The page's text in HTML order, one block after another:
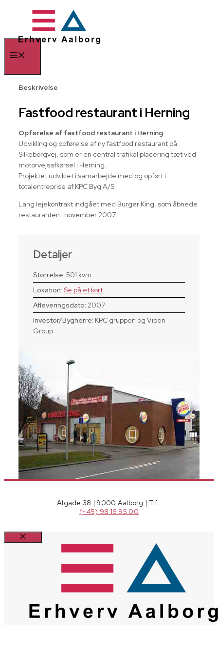
Beskrivelse
Fastfood restaurant i Herning
Opførelse af fastfood restaurant i Herning.
Udvikling og opførelse af ny fastfood restaurant på
Silkeborgvej, som er en central trafikal placering tæt ved
motorvejsafkørsel i Herning.
Projektet udviklet i samarbejde med og opført i
totalentreprise af KPC Byg A/S.
Lang lejekontrakt indgået med Burger King, som åbnede
restauranten i november 2007.
Detaljer
Størrelse: 501 kvm
Lokation: Se på et kort
Afleveringsdato: 2007
Investor/Bygherre: KPC gruppen og Viben
Group
Algade 38 | 9000 Aalborg | Tlf.:
(+45) 98 16 95 00
Luk